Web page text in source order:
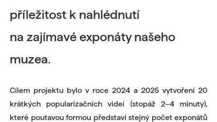
příležitost k nahlédnutí
na zajímavé exponáty našeho
muzea.
Cílem projektu bylo v roce 2024 a 2025 vytvoření 20
krátkých popularizačních videí (stopáž 2–4 minuty),
které poutavou formou představí stejný počet exponátů